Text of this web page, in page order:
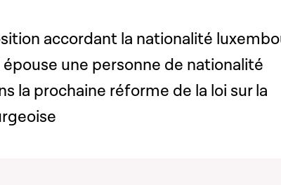
accordant la nationalité
une personne de nationalité
la prochaine réforme de la loi sur la